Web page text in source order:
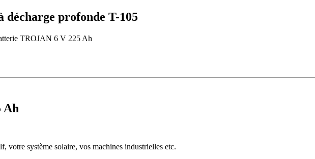
profonde T-105
TROJAN 6 V 225 Ah
Ah
votre système solaire, vos machines industrielles etc.